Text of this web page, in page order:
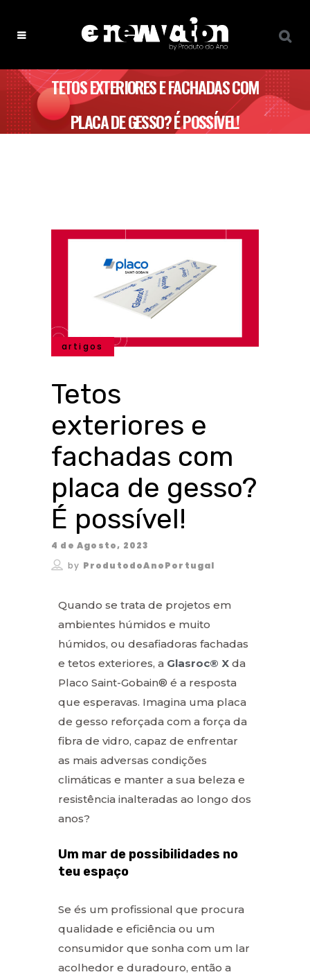
TETOS EXTERIORES E FACHADAS COM
PLACA DE GESSO? É POSSÍVEL!
artigos
Tetos
exteriores e
fachadas com
placa de gesso?
É possível!
4 de Agosto, 2023
by ProdutodoAnoPortugal
Quando se trata de projetos em
ambientes húmidos e muito
húmidos, ou desafiadoras fachadas
e tetos exteriores, a Glasroc® X da
Placo Saint-Gobain® é a resposta
que esperavas. Imagina uma placa
de gesso reforçada com a força da
fibra de vidro, capaz de enfrentar
as mais adversas condições
climáticas e manter a sua beleza e
resistência inalteradas ao longo dos
anos?
Um mar de possibilidades no
teu espaço
Se és um profissional que procura
qualidade e eficiência ou um
consumidor que sonha com um lar
acolhedor e duradouro, então a